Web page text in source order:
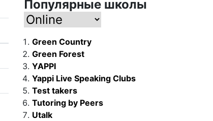
Популярные школы
Green Country
Green Forest
YAPPI
Yappi Live Speaking Clubs
Test takers
Tutoring by Peers
Utalk